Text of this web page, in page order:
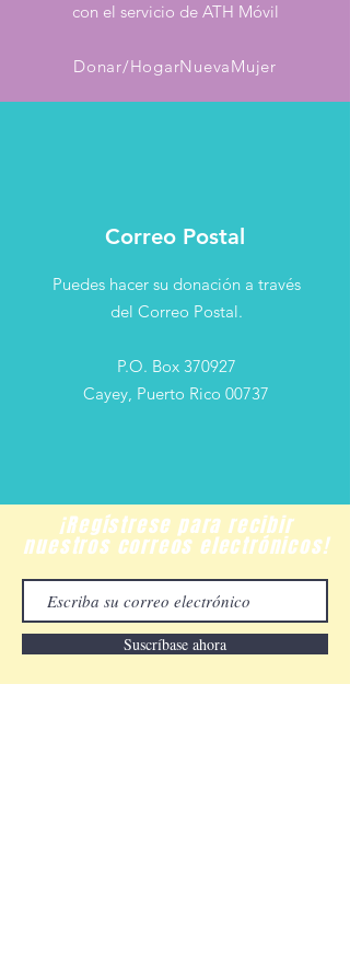
con el servicio de ATH Móvil
Donar/HogarNuevaMujer
Correo Postal
Puedes hacer su donación a través
del Correo Postal.
P.O. Box 370927
Cayey, Puerto Rico 00737
¡Regístrese para recibir
nuestros correos electrónicos!
Suscríbase ahora